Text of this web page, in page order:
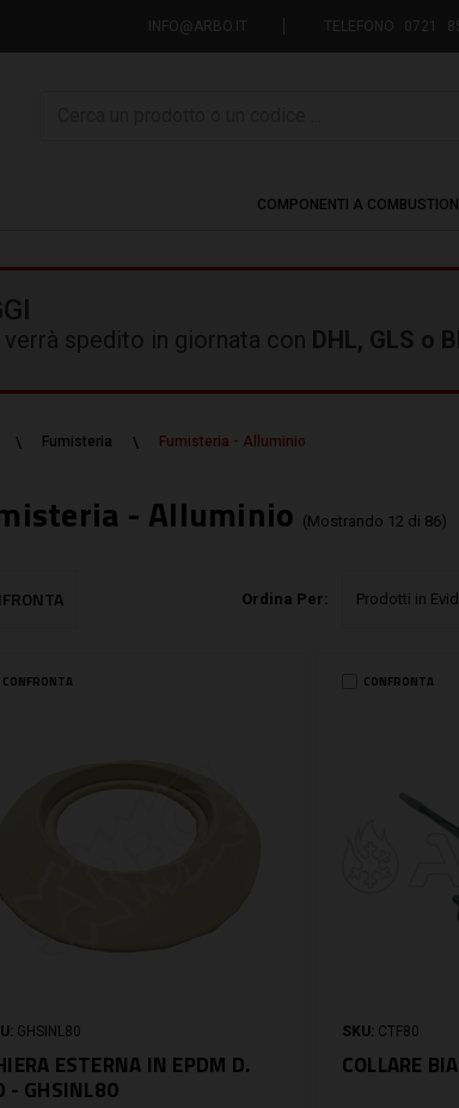
INFO@ARBO.IT TELEFONO 0721
COMPONENTI A
spedito in giornata con DHL, GLS o
Fumisteria Fumisteria - Alluminio
- Alluminio (Mostrando 12 di 86)
Ordina Per:
CONFRONTA
GHSINL80
ESTERNA IN EPDM D.
- GHSINL80
CONFRONTA
SKU: CTF80
COLLARE